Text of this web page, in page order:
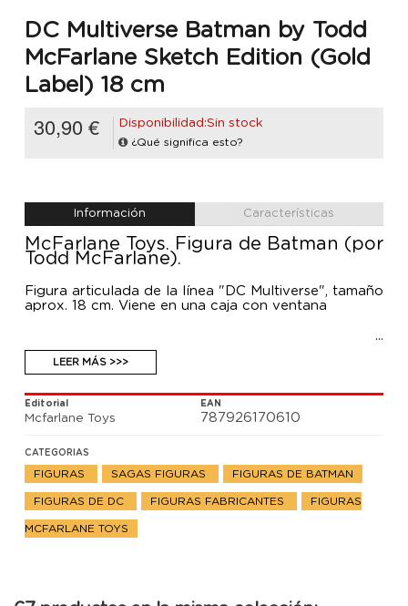
DC Multiverse Batman by Todd
McFarlane Sketch Edition (Gold
Label) 18 cm
30,90 € Disponibilidad:Sin stock
¿Qué significa esto?
Información Características
McFarlane Toys. Figura de Batman (por
Todd McFarlane).
Figura articulada de la línea "DC Multiverse", tamaño
aprox. 18 cm. Viene en una caja con ventana
LEER MÁS >>>
Editorial
Mcfarlane Toys
EAN
787926170610
CATEGORIAS
FIGURAS SAGAS FIGURAS FIGURAS DE BATMAN
FIGURAS DE DC FIGURAS FABRICANTES FIGURAS
MCFARLANE TOYS